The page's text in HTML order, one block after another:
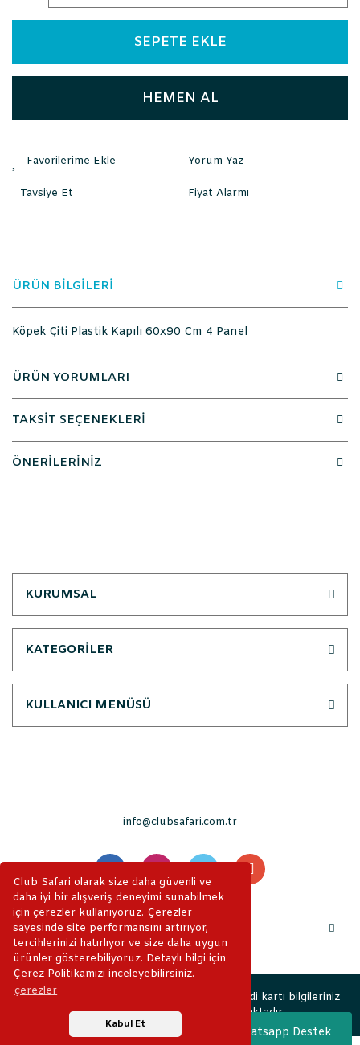
Club Safari olarak size daha güvenli ve
daha iyi bir alışveriş deneyimi sunabilmek
için çerezler kullanıyoruz. Çerezler
sayesinde site performansını artırıyor,
tercihlerinizi hatırlıyor ve size daha uygun
ürünler gösterebiliyoruz. Detaylı bilgi için
Çerez Politikamızı inceleyebilirsiniz.
çerezler
Kabul Et
Whatsapp Destek
SEPETE EKLE
HEMEN AL
Yorum Yaz
Tavsiye Et Fiyat Alarmı
ÜRÜN BİLGİLERİ
Köpek Çiti Plastik Kapılı 60x90 Cm 4 Panel
ÜRÜN YORUMLARI
TAKSİT SEÇENEKLERİ
ÖNERİLERİNİZ
KURUMSAL
KATEGORİLER
KULLANICI MENÜSÜ
info@clubsafari.com.tr
2019 © ClubSafari. Tüm Hakları Saklıdır. Kredi kartı bilgileriniz
256bit SSL sertifikası ile korunmaktadır.